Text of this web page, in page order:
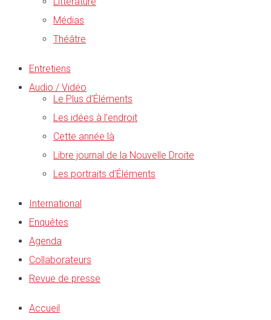
Médias
Théâtre
Entretiens
Audio / Vidéo
Le Plus d’Éléments
Les idées à l’endroit
Cette année là
Libre journal de la Nouvelle Droite
Les portraits d’Éléments
International
Enquêtes
Agenda
Collaborateurs
Revue de presse
Accueil